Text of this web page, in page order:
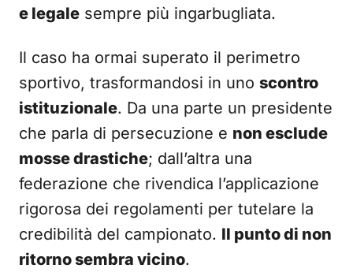
e legale sempre più ingarbugliata.
Il caso ha ormai superato il perimetro
sportivo, trasformandosi in uno scontro
istituzionale. Da una parte un presidente
che parla di persecuzione e non esclude
mosse drastiche; dall’altra una
federazione che rivendica l’applicazione
rigorosa dei regolamenti per tutelare la
credibilità del campionato. Il punto di non
ritorno sembra vicino.